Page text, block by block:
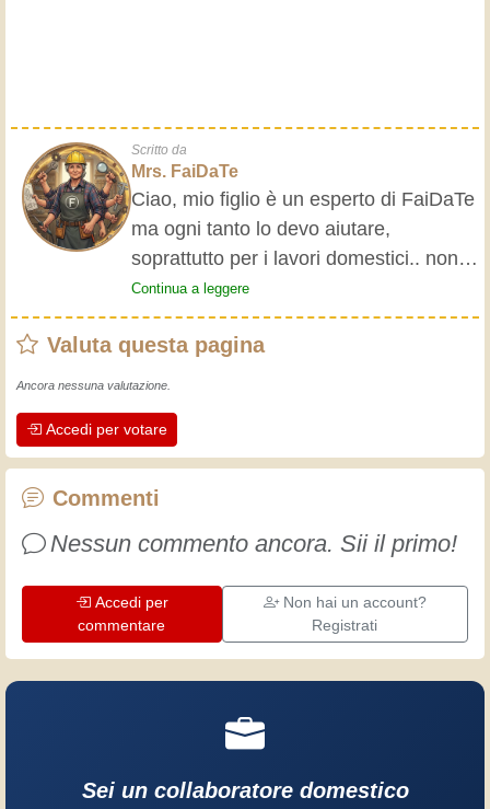
Scritto da
Mrs. FaiDaTe
Ciao, mio figlio è un esperto di FaiDaTe
ma ogni tanto lo devo aiutare,
soprattutto per i lavori domestici.. non
se ne intende. Ho deciso di dargli
qualche consiglio scrivendo il manuale
della domestica. Ora non ha più scuse,
si deve arrangiare!
Continua a leggere
Valuta questa pagina
Ancora nessuna valutazione.
Accedi per votare
Commenti
Nessun commento ancora. Sii il primo!
Accedi per
commentare
Non hai un account?
Registrati
Sei un collaboratore domestico